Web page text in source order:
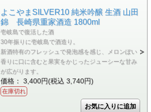
よこやまSILVER10 純米吟醸 生酒 山田
錦 長崎県重家酒造 1800ml
壱岐島で復活した酒
30年振りに壱岐島で酒造り。
新酒特有のフレッシュで発泡感を感じ、メロンぽい
香りに口に含むと果実をかじったジューシーな甘み
が広がります。
価格： 3,400円(税込 3,740円)
在庫切れ